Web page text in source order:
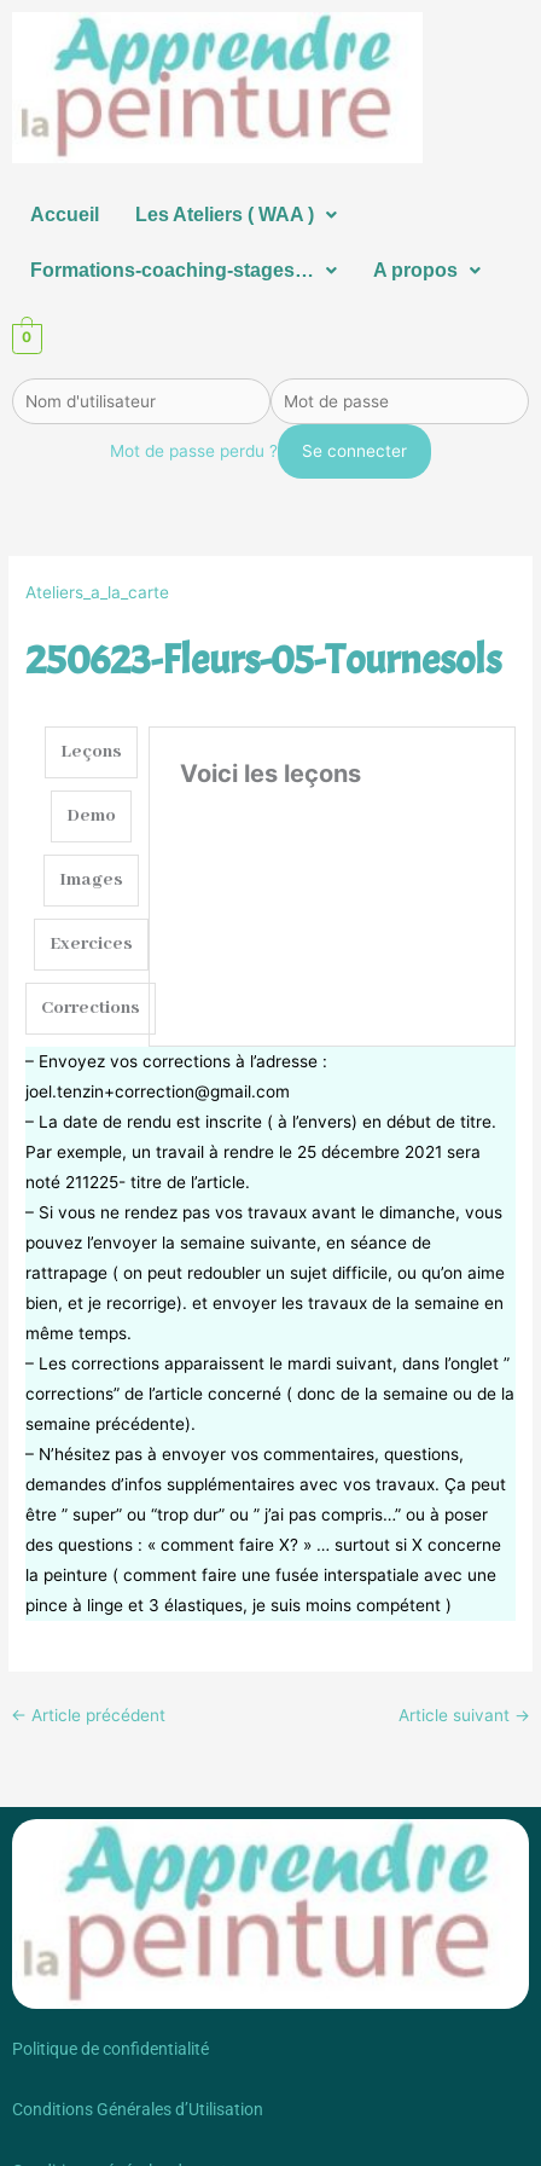
contenu
Accueil Les Ateliers ( WAA )
Formations-coaching-stages… A propos
0
Mot de passe perdu ?
Ateliers_a_la_carte
250623-Fleurs-05-Tournesols
Leçons
Demo
Images
Exercices
Corrections
Voici les leçons
– Envoyez vos corrections à l’adresse :
joel.tenzin+correction@gmail.com
– La date de rendu est inscrite ( à l’envers) en début de titre.
Par exemple, un travail à rendre le 25 décembre 2021 sera
noté 211225- titre de l’article.
– Si vous ne rendez pas vos travaux avant le dimanche, vous
pouvez l’envoyer la semaine suivante, en séance de
rattrapage ( on peut redoubler un sujet difficile, ou qu’on aime
bien, et je recorrige). et envoyer les travaux de la semaine en
même temps.
– Les corrections apparaissent le mardi suivant, dans l’onglet ”
corrections” de l’article concerné ( donc de la semaine ou de la
semaine précédente).
– N’hésitez pas à envoyer vos commentaires, questions,
demandes d’infos supplémentaires avec vos travaux. Ça peut
être ” super” ou “trop dur” ou ” j’ai pas compris…” ou à poser
des questions : « comment faire X? » … surtout si X concerne
la peinture ( comment faire une fusée interspatiale avec une
pince à linge et 3 élastiques, je suis moins compétent )
← Article précédent Article suivant →
Politique de confidentialité
Conditions Générales d’Utilisation